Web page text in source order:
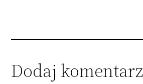
Dodaj komentarz